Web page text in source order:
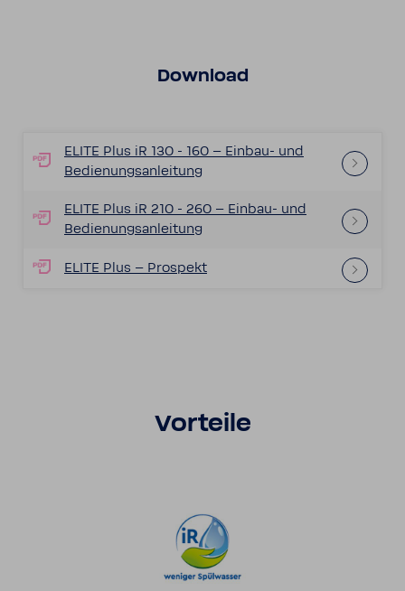
Down­load
ELITE Plus iR 130 - 160 – Einbau-​ und
Bedie­nungs­an­lei­tung
ELITE Plus iR 210 - 260 – Einbau-​ und
Bedie­nungs­an­lei­tung
ELITE Plus – Prospekt
Vorteile